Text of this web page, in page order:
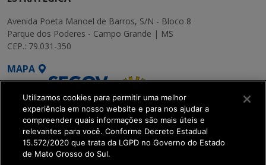
Avenida Poeta Manoel de Barros, S/N - Bloco 8
Parque dos Poderes - Campo Grande | MS
CEP.: 79.031-350
MAPA
SETDIG | Secretaria-
Executiva de
Utilizamos cookies para permitir uma melhor
experiência em nosso website e para nos ajudar a
compreender quais informações são mais úteis e
relevantes para você. Conforme Decreto Estadual
15.572/2020 que trata da LGPD no Governo do Estado
de Mato Grosso do Sul.